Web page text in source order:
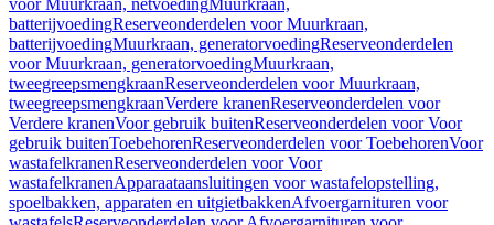
voor Muurkraan, netvoedingMuurkraan,
batterijvoedingReserveonderdelen voor Muurkraan,
batterijvoedingMuurkraan, generatorvoedingReserveonderdelen
voor Muurkraan, generatorvoedingMuurkraan,
tweegreepsmengkraanReserveonderdelen voor Muurkraan,
tweegreepsmengkraanVerdere kranenReserveonderdelen voor
Verdere kranenVoor gebruik buitenReserveonderdelen voor Voor
gebruik buitenToebehorenReserveonderdelen voor ToebehorenVoor
wastafelkranenReserveonderdelen voor Voor
wastafelkranenApparaataansluitingen voor wastafelopstelling,
spoelbakken, apparaten en uitgietbakkenAfvoergarnituren voor